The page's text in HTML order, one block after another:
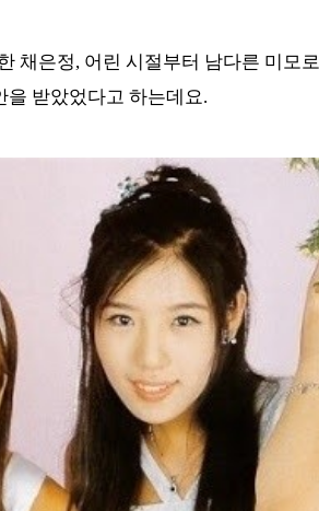
채은정, 어린 시절부터 남다른 미모로
을 받았었다고 하는데요.